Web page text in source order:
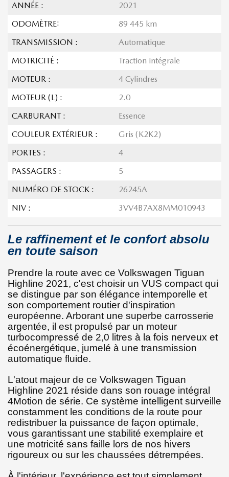
ANNÉE :
2021
ODOMÈTRE:
89 445 km
TRANSMISSION :
Automatique
MOTRICITÉ :
Traction intégrale
MOTEUR :
4 Cylindres
MOTEUR (L) :
2.0
CARBURANT :
Essence
COULEUR EXTÉRIEUR :
Gris (K2K2)
PORTES :
4
PASSAGERS :
5
NUMÉRO DE STOCK :
26245A
NIV :
3VV4B7AX8MM010943
Le raffinement et le confort absolu
en toute saison
Prendre la route avec ce Volkswagen Tiguan
Highline 2021, c'est choisir un VUS compact qui
se distingue par son élégance intemporelle et
son comportement routier d'inspiration
européenne. Arborant une superbe carrosserie
argentée, il est propulsé par un moteur
turbocompressé de 2,0 litres à la fois nerveux et
écoénergétique, jumelé à une transmission
automatique fluide.
L'atout majeur de ce Volkswagen Tiguan
Highline 2021 réside dans son rouage intégral
4Motion de série. Ce système intelligent surveille
constamment les conditions de la route pour
redistribuer la puissance de façon optimale,
vous garantissant une stabilité exemplaire et
une motricité sans faille lors de nos hivers
rigoureux ou sur les chaussées détrempées.